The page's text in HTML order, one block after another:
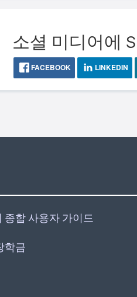
소셜 미디어에
FACEBOOK LINKEDIN
합 사용자 가이드
학금